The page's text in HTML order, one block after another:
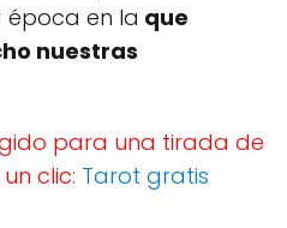
época en la que
nuestras
para una tirada de
clic: Tarot gratis